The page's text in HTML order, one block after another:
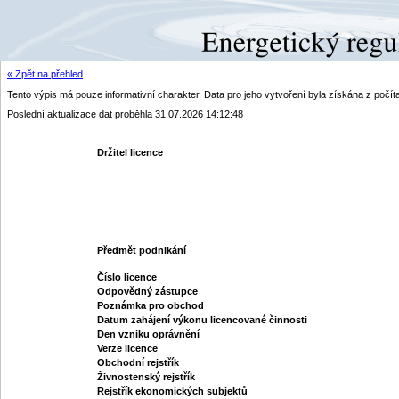
« Zpět na přehled
Tento výpis má pouze informativní charakter. Data pro jeho vytvoření byla získána z
Poslední aktualizace dat proběhla 31.07.2026 14:12:48
Držitel licence
Předmět podnikání
Číslo licence
Odpovědný zástupce
Poznámka pro obchod
Datum zahájení výkonu licencované činnosti
Den vzniku oprávnění
Verze licence
Obchodní rejstřík
Živnostenský rejstřík
Rejstřík ekonomických subjektů